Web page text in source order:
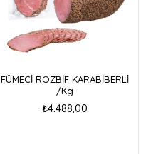
FÜMECİ ROZBİF KARABİBERLİ
/Kg
₺4.488,00